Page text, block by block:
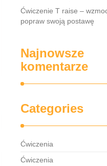
Ćwiczenie T raise –
popraw swoją postawę
Najnowsze
komentarze
Categories
Ćwiczenia
Ćwiczenia